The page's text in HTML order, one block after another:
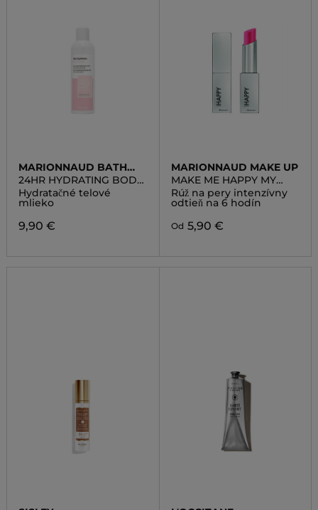
MARIONNAUD BATH
LINE
24HR HYDRATING BODY
MILK COMFORTING
Hydratačné telové
mlieko
9,90 €
MARIONNAUD MAKE UP
MAKE ME HAPPY MY
COLORGLAM LIPSTICK
Rúž na pery intenzívny
odtieň na 6 hodín
Od 5,90 €